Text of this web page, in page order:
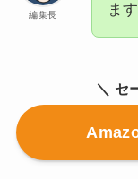
編集長
ま
＼ セ